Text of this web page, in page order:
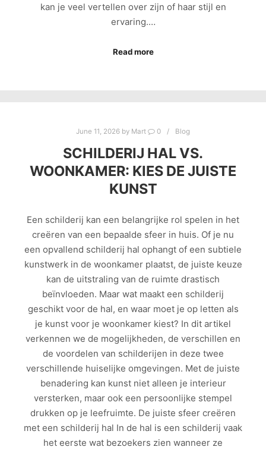
kan je veel vertellen over zijn of haar stijl en
ervaring.…
Read more
June 11, 2026 by Mart 0 Blog
SCHILDERIJ HAL VS.
WOONKAMER: KIES DE JUISTE
KUNST
Een schilderij kan een belangrijke rol spelen in het
creëren van een bepaalde sfeer in huis. Of je nu
een opvallend schilderij hal ophangt of een subtiele
kunstwerk in de woonkamer plaatst, de juiste keuze
kan de uitstraling van de ruimte drastisch
beïnvloeden. Maar wat maakt een schilderij
geschikt voor de hal, en waar moet je op letten als
je kunst voor je woonkamer kiest? In dit artikel
verkennen we de mogelijkheden, de verschillen en
de voordelen van schilderijen in deze twee
verschillende huiselijke omgevingen. Met de juiste
benadering kan kunst niet alleen je interieur
versterken, maar ook een persoonlijke stempel
drukken op je leefruimte. De juiste sfeer creëren
met een schilderij hal In de hal is een schilderij vaak
het eerste wat bezoekers zien wanneer ze